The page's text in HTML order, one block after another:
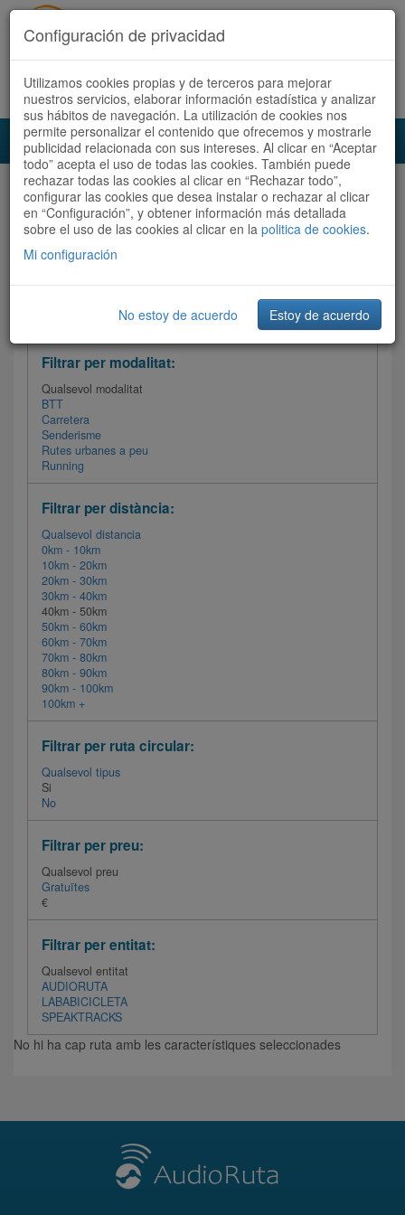
Accedeix Registra't ara Español Català
Audioruta Totes les rutes
Totes les rutes Ordenar per:Més recents/ Dificultat
Filtrar les rutes
Filtrar per modalitat:
Qualsevol modalitat
BTT
Carretera
Senderisme
Rutes urbanes a peu
Running
Filtrar per distància:
Qualsevol distancia
0km - 10km
10km - 20km
20km - 30km
30km - 40km
40km - 50km
50km - 60km
60km - 70km
70km - 80km
80km - 90km
90km - 100km
100km +
Filtrar per ruta circular:
Qualsevol tipus
Si
No
Filtrar per preu:
Qualsevol preu
Gratuïtes
€
Filtrar per entitat:
Qualsevol entitat
AUDIORUTA
LABABICICLETA
SPEAKTRACKS
No hi ha cap ruta amb les característiques seleccionades
Configuración de privacidad
Utilizamos cookies propias y de terceros para mejorar
nuestros servicios, elaborar información estadística y analizar
sus hábitos de navegación. La utilización de cookies nos
permite personalizar el contenido que ofrecemos y mostrarle
publicidad relacionada con sus intereses. Al clicar en “Aceptar
todo” acepta el uso de todas las cookies. También puede
rechazar todas las cookies al clicar en “Rechazar todo”,
configurar las cookies que desea instalar o rechazar al clicar
en “Configuración”, y obtener información más detallada
sobre el uso de las cookies al clicar en la politica de cookies.
Mi configuración
No estoy de acuerdo Estoy de acuerdo